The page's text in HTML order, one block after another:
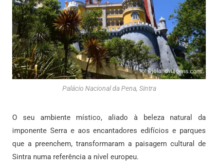
Palácio Nacional da Pena, Sintra
O seu ambiente místico, aliado à beleza natural da
imponente Serra e aos encantadores edifícios e parques
que a preenchem, transformaram a paisagem cultural de
Sintra numa referência a nível europeu.